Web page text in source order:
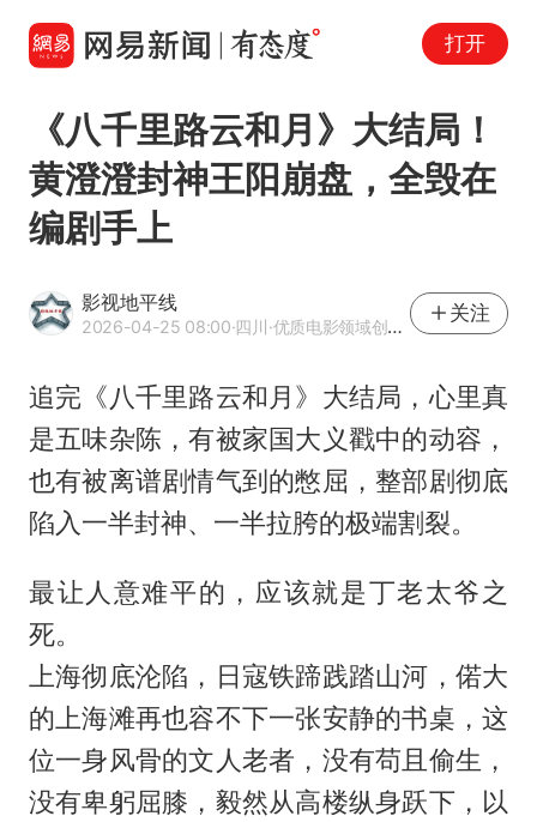
打开
《八千里路云和月》大结局！
黄澄澄封神王阳崩盘，全毁在
编剧手上
影视地平线
2026-04-25 08:00·四川·优质电影领域创作者
关注
追完《八千里路云和月》大结局，心里真
是五味杂陈，有被家国大义戳中的动容，
也有被离谱剧情气到的憋屈，整部剧彻底
陷入一半封神、一半拉胯的极端割裂。
最让人意难平的，应该就是丁老太爷之
死。
上海彻底沦陷，日寇铁蹄践踏山河，偌大
的上海滩再也容不下一张安静的书桌，这
位一身风骨的文人老者，没有苟且偷生，
没有卑躬屈膝，毅然从高楼纵身跃下，以